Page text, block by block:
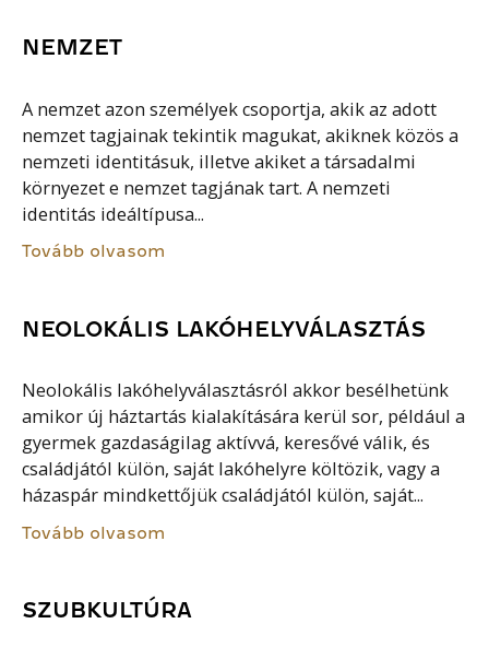
NEMZET
A nemzet azon személyek csoportja, akik az adott
nemzet tagjainak tekintik magukat, akiknek közös a
nemzeti identitásuk, illetve akiket a társadalmi
környezet e nemzet tagjának tart. A nemzeti
identitás ideáltípusa...
Tovább olvasom
NEOLOKÁLIS LAKÓHELYVÁLASZTÁS
Neolokális lakóhelyválasztásról akkor besélhetünk
amikor új háztartás kialakítására kerül sor, például a
gyermek gazdaságilag aktívvá, keresővé válik, és
családjától külön, saját lakóhelyre költözik, vagy a
házaspár mindkettőjük családjától külön, saját...
Tovább olvasom
SZUBKULTÚRA